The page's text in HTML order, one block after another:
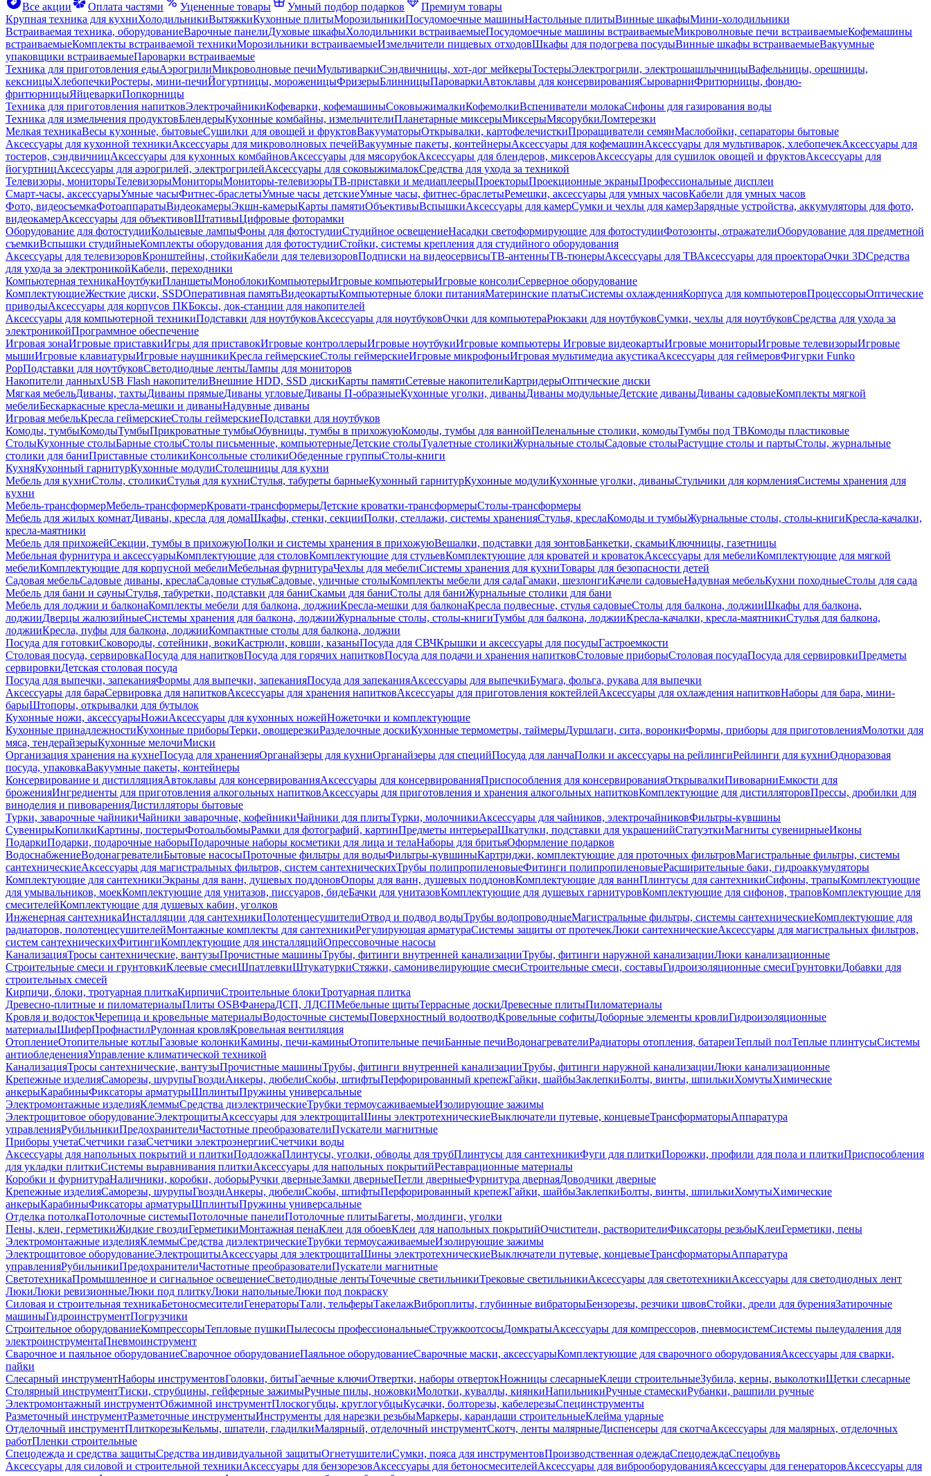
Все акции
Оплата частями Уцененные товары Умный подбор подарков
Премиум товары
Крупная техника для кухниХолодильникиВытяжкиКухонные плитыМорозильникиПосудомоечные машиныНастольные плитыВинные шкафыМини-холодильники
Встраиваемая техника, оборудованиеВарочные панелиДуховые шкафыХолодильники встраиваемыеПосудомоечные машины встраиваемыеМикроволновые печи встраиваемыеКофемашины
встраиваемыеКомплекты встраиваемой техникиМорозильники встраиваемыеИзмельчители пищевых отходовШкафы для подогрева посудыВинные шкафы встраиваемыеВакуумные
упаковщики встраиваемыеПароварки встраиваемые
Техника для приготовления едыАэрогрилиМикроволновые печиМультиваркиСэндвичницы, хот-дог мейкерыТостерыЭлектрогрили, электрошашлычницыВафельницы, орешницы,
кексницыХлебопечкиРостеры, мини-печиЙогуртницы, мороженицыФризерыБлинницыПароваркиАвтоклавы для консервированияСыроварниФритюрницы, фондю-
фритюрницыЯйцеваркиПопкорницы
Техника для приготовления напитковЭлектрочайникиКофеварки, кофемашиныСоковыжималкиКофемолкиВспениватели молокаСифоны для газирования воды
Техника для измельчения продуктовБлендерыКухонные комбайны, измельчителиПланетарные миксерыМиксерыМясорубкиЛомтерезки
Мелкая техникаВесы кухонные, бытовыеСушилки для овощей и фруктовВакууматорыОткрывалки, картофелечисткиПроращиватели семянМаслобойки, сепараторы бытовые
Аксессуары для кухонной техникиАксессуары для микроволновых печейВакуумные пакеты, контейнерыАксессуары для кофемашинАксессуары для мультиварок, хлебопечекАксессуары для
тостеров, сэндвичницАксессуары для кухонных комбайновАксессуары для мясорубокАксессуары для блендеров, миксеровАксессуары для сушилок овощей и фруктовАксессуары для
йогуртницАксессуары для аэрогрилей, электрогрилейАксессуары для соковыжималокСредства для ухода за техникой
Телевизоры, мониторыТелевизорыМониторыМониторы-телевизорыТВ-приставки и медиаплеерыПроекторыПроекционные экраныПрофессиональные дисплеи
Смарт-часы, аксессуарыУмные часыФитнес-браслетыУмные часы детскиеУмные часы, фитнес-браслетыРемешки, аксессуары для умных часовКабели для умных часов
Фото, видеосъемкаФотоаппаратыВидеокамерыЭкшн-камерыКарты памятиОбъективыВспышкиАксессуары для камерСумки и чехлы для камерЗарядные устройства, аккумуляторы для фото,
видеокамерАксессуары для объективовШтативыЦифровые фоторамки
Оборудование для фотостудииКольцевые лампыФоны для фотостудииСтудийное освещениеНасадки светоформирующие для фотостудииФотозонты, отражателиОборудование для предметной
съемкиВспышки студийныеКомплекты оборудования для фотостудииСтойки, системы крепления для студийного оборудования
Аксессуары для телевизоровКронштейны, стойкиКабели для телевизоровПодписки на видеосервисыТВ-антенныТВ-тюнерыАксессуары для ТВАксессуары для проектораОчки 3DСредства
для ухода за электроникойКабели, переходники
Компьютерная техникаНоутбукиПланшетыМоноблокиКомпьютерыИгровые компьютерыИгровые консолиСерверное оборудование
КомплектующиеЖесткие диски, SSDОперативная памятьВидеокартыКомпьютерные блоки питанияМатеринские платыСистемы охлажденияКорпуса для компьютеровПроцессорыОптические
приводыАксессуары для корпусов ПКБоксы, док-станции для накопителей
Аксессуары для компьютерной техникиПодставки для ноутбуковАксессуары для ноутбуковОчки для компьютераРюкзаки для ноутбуковСумки, чехлы для ноутбуковСредства для ухода за
электроникойПрограммное обеспечение
Игровая зонаИгровые приставкиИгры для приставокИгровые контроллерыИгровые ноутбукиИгровые компьютеры Игровые видеокартыИгровые мониторыИгровые телевизорыИгровые
мышиИгровые клавиатурыИгровые наушникиКресла геймерскиеСтолы геймерскиеИгровые микрофоныИгровая мультимедиа акустикаАксессуары для геймеровФигурки Funko
PopПодставки для ноутбуковСветодиодные лентыЛампы для мониторов
Накопители данныхUSB Flash накопителиВнешние HDD, SSD дискиКарты памятиСетевые накопителиКартридерыОптические диски
Мягкая мебельДиваны, тахтыДиваны прямыеДиваны угловыеДиваны П-образныеКухонные уголки, диваныДиваны модульныеДетские диваныДиваны садовыеКомплекты мягкой
мебелиБескаркасные кресла-мешки и диваныНадувные диваны
Игровая мебельКресла геймерскиеСтолы геймерскиеПодставки для ноутбуков
Комоды, тумбыКомодыТумбыПрикроватные тумбыОбувницы, тумбы в прихожуюКомоды, тумбы для ваннойПеленальные столики, комодыТумбы под ТВКомоды пластиковые
СтолыКухонные столыБарные столыСтолы письменные, компьютерныеДетские столыТуалетные столикиЖурнальные столыСадовые столыРастущие столы и партыСтолы, журнальные
столики для баниПриставные столикиКонсольные столикиОбеденные группыСтолы-книги
КухняКухонный гарнитурКухонные модулиСтолешницы для кухни
Мебель для кухниСтолы, столикиСтулья для кухниСтулья, табуреты барныеКухонный гарнитурКухонные модулиКухонные уголки, диваныСтульчики для кормленияСистемы хранения для
кухни
Мебель-трансформерМебель-трансформерКровати-трансформерыДетские кроватки-трансформерыСтолы-трансформеры
Мебель для жилых комнатДиваны, кресла для домаШкафы, стенки, секцииПолки, стеллажи, системы храненияСтулья, креслаКомоды и тумбыЖурнальные столы, столы-книгиКресла-качалки,
кресла-маятники
Мебель для прихожейСекции, тумбы в прихожуюПолки и системы хранения в прихожуюВешалки, подставки для зонтовБанкетки, скамьиКлючницы, газетницы
Мебельная фурнитура и аксессуарыКомплектующие для столовКомплектующие для стульевКомплектующие для кроватей и кроватокАксессуары для мебелиКомплектующие для мягкой
мебелиКомплектующие для корпусной мебелиМебельная фурнитураЧехлы для мебелиСистемы хранения для кухниТовары для безопасности детей
Садовая мебельСадовые диваны, креслаСадовые стульяСадовые, уличные столыКомплекты мебели для садаГамаки, шезлонгиКачели садовыеНадувная мебельКухни походныеСтолы для сада
Мебель для бани и сауныСтулья, табуретки, подставки для баниСкамьи для баниСтолы для баниЖурнальные столики для бани
Мебель для лоджии и балконаКомплекты мебели для балкона, лоджииКресла-мешки для балконаКресла подвесные, стулья садовыеСтолы для балкона, лоджииШкафы для балкона,
лоджииДверцы жалюзийныеСистемы хранения для балкона, лоджииЖурнальные столы, столы-книгиТумбы для балкона, лоджииКресла-качалки, кресла-маятникиСтулья для балкона,
лоджииКресла, пуфы для балкона, лоджииКомпактные столы для балкона, лоджии
Посуда для готовкиСковороды, сотейники, вокиКастрюли, ковши, казаныПосуда для СВЧКрышки и аксессуары для посудыГастроемкости
Столовая посуда, сервировкаПосуда для напитковПосуда для горячих напитковПосуда для подачи и хранения напитковСтоловые приборыСтоловая посудаПосуда для сервировкиПредметы
сервировкиДетская столовая посуда
Посуда для выпечки, запеканияФормы для выпечки, запеканияПосуда для запеканияАксессуары для выпечкиБумага, фольга, рукава для выпечки
Аксессуары для бараСервировка для напитковАксессуары для хранения напитковАксессуары для приготовления коктейлейАксессуары для охлаждения напитковНаборы для бара, мини-
барыШтопоры, открывалки для бутылок
Кухонные ножи, аксессуарыНожиАксессуары для кухонных ножейНожеточки и комплектующие
Кухонные принадлежностиКухонные приборыТерки, овощерезкиРазделочные доскиКухонные термометры, таймерыДуршлаги, сита, воронкиФормы, приборы для приготовленияМолотки для
мяса, тендерайзерыКухонные мелочиМиски
Организация хранения на кухнеПосуда для храненияОрганайзеры для кухниОрганайзеры для специйПосуда для ланчаПолки и аксессуары на рейлингиРейлинги для кухниОдноразовая
посуда, упаковкаВакуумные пакеты, контейнеры
Консервирование и дистилляцияАвтоклавы для консервированияАксессуары для консервированияПриспособления для консервированияОткрывалкиПивоварниЕмкости для
броженияИнгредиенты для приготовления алкогольных напитковАксессуары для приготовления и хранения алкогольных напитковКомплектующие для дистилляторовПрессы, дробилки для
виноделия и пивоваренияДистилляторы бытовые
Турки, заварочные чайникиЧайники заварочные, кофейникиЧайники для плитыТурки, молочникиАксессуары для чайников, электрочайниковФильтры-кувшины
СувенирыКопилкиКартины, постерыФотоальбомыРамки для фотографий, картинПредметы интерьераШкатулки, подставки для украшенийСтатуэткиМагниты сувенирныеИконы
ПодаркиПодарки, подарочные наборыПодарочные наборы косметики для лица и телаНаборы для бритьяОформление подарков
ВодоснабжениеВодонагревателиБытовые насосыПроточные фильтры для водыФильтры-кувшиныКартриджи, комплектующие для проточных фильтровМагистральные фильтры, системы
сантехническиеАксессуары для магистральных фильтров, систем сантехническихТрубы полипропиленовыеФитинги полипропиленовыеРасширительные баки, гидроаккумуляторы
Комплектующие для сантехникиЭкраны для ванн, душевых поддоновОпоры для ванн, душевых поддоновКомплектующие для ваннПлинтусы для сантехникиСифоны, трапыКомплектующие
для умывальников, моекКомплектующие для унитазов, писсуаров, бидеБачки для унитазовКомплектующие для душевых гарнитуровКомплектующие для сифонов, траповКомплектующие для
смесителейКомплектующие для душевых кабин, уголков
Инженерная сантехникаИнсталляции для сантехникиПолотенцесушителиОтвод и подвод водыТрубы водопроводныеМагистральные фильтры, системы сантехническиеКомплектующие для
радиаторов, полотенцесушителейМонтажные комплекты для сантехникиРегулирующая арматураСистемы защиты от протечекЛюки сантехническиеАксессуары для магистральных фильтров,
систем сантехническихФитингиКомплектующие для инсталляцийОпрессовочные насосы
КанализацияТросы сантехнические, вантузыПрочистные машиныТрубы, фитинги внутренней канализацииТрубы, фитинги наружной канализацииЛюки канализационные
Строительные смеси и грунтовкиКлеевые смесиШпатлевкиШтукатуркиСтяжки, самонивелирующие смесиСтроительные смеси, составыГидроизоляционные смесиГрунтовкиДобавки для
строительных смесей
Кирпичи, блоки, тротуарная плиткаКирпичиСтроительные блокиТротуарная плитка
Древесно-плитные и пиломатериалыПлиты OSBФанераДСП, ЛДСПМебельные щитыТеррасные доскиДревесные плитыПиломатериалы
Кровля и водостокЧерепица и кровельные материалыВодосточные системыПоверхностный водоотводКровельные софитыДоборные элементы кровлиГидроизоляционные
материалыШиферПрофнастилРулонная кровляКровельная вентиляция
ОтоплениеОтопительные котлыГазовые колонкиКамины, печи-каминыОтопительные печиБанные печиВодонагревателиРадиаторы отопления, батареиТеплый полТеплые плинтусыСистемы
антиобледененияУправление климатической техникой
КанализацияТросы сантехнические, вантузыПрочистные машиныТрубы, фитинги внутренней канализацииТрубы, фитинги наружной канализацииЛюки канализационные
Крепежные изделияСаморезы, шурупыГвоздиАнкеры, дюбелиСкобы, штифтыПерфорированный крепежГайки, шайбыЗаклепкиБолты, винты, шпилькиХомутыХимические
анкерыКарабиныФиксаторы арматурыШплинтыПружины универсальные
Электромонтажные изделияКлеммыСредства диэлектрическиеТрубки термоусаживаемыеИзолирующие зажимы
Электрощитовое оборудованиеЭлектрощитыАксессуары для электрощитаШины электротехническиеВыключатели путевые, концевыеТрансформаторыАппаратура
управленияРубильникиПредохранителиЧастотные преобразователиПускатели магнитные
Приборы учетаСчетчики газаСчетчики электроэнергииСчетчики воды
Аксессуары для напольных покрытий и плиткиПодложкаПлинтусы, уголки, обводы для трубПлинтусы для сантехникиФуги для плиткиПорожки, профили для пола и плиткиПриспособления
для укладки плиткиСистемы выравнивания плиткиАксессуары для напольных покрытийРеставрационные материалы
Коробки и фурнитураНаличники, коробки, доборыРучки дверныеЗамки дверныеПетли дверныеФурнитура двернаяДоводчики дверные
Крепежные изделияСаморезы, шурупыГвоздиАнкеры, дюбелиСкобы, штифтыПерфорированный крепежГайки, шайбыЗаклепкиБолты, винты, шпилькиХомутыХимические
анкерыКарабиныФиксаторы арматурыШплинтыПружины универсальные
Отделка потолкаПотолочные системыПотолочные панелиПотолочные плитыБагеты, молдинги, уголки
Пены, клеи, герметикиЖидкие гвоздиГерметикиМонтажная пенаКлеи для обоевКлеи для напольных покрытийОчистители, растворителиФиксаторы резьбыКлеиГерметики, пены
Электромонтажные изделияКлеммыСредства диэлектрическиеТрубки термоусаживаемыеИзолирующие зажимы
Электрощитовое оборудованиеЭлектрощитыАксессуары для электрощитаШины электротехническиеВыключатели путевые, концевыеТрансформаторыАппаратура
управленияРубильникиПредохранителиЧастотные преобразователиПускатели магнитные
СветотехникаПромышленное и сигнальное освещениеСветодиодные лентыТочечные светильникиТрековые светильникиАксессуары для светотехникиАксессуары для светодиодных лент
ЛюкиЛюки ревизионныеЛюки под плиткуЛюки напольныеЛюки под покраску
Силовая и строительная техникаБетоносмесителиГенераторыТали, тельферыТакелажВиброплиты, глубинные вибраторыБензорезы, резчики швовСтойки, дрели для буренияЗатирочные
машиныГидроинструментПогрузчики
Строительное оборудованиеКомпрессорыТепловые пушкиПылесосы профессиональныеСтружкоотсосыДомкратыАксессуары для компрессоров, пневмосистемСистемы пылеудаления для
электроинструментаПневмоинструмент
Сварочное и паяльное оборудованиеСварочное оборудованиеПаяльное оборудованиеСварочные маски, аксессуарыКомплектующие для сварочного оборудованияАксессуары для сварки,
пайки
Слесарный инструментНаборы инструментовГоловки, битыГаечные ключиОтвертки, наборы отвертокНожницы слесарныеКлещи строительныеЗубила, керны, выколоткиЩетки слесарные
Столярный инструментТиски, струбцины, гейферные зажимыРучные пилы, ножовкиМолотки, кувалды, киянкиНапильникиРучные стамескиРубанки, рашпили ручные
Электромонтажный инструментОбжимной инструментПлоскогубцы, круглогубцыКусачки, болторезы, кабелерезыСпецинструменты
Разметочный инструментРазметочные инструментыИнструменты для нарезки резьбыМаркеры, карандаши строительныеКлейма ударные
Отделочный инструментПлиткорезыКельмы, шпатели, гладилкиМалярный, отделочный инструментСкотч, ленты малярныеДиспенсеры для скотчаАксессуары для малярных, отделочных
работПленки строительные
Спецодежда и средства защитыСредства индивидуальной защитыОгнетушителиСумки, пояса для инструментовПроизводственная одеждаСпецодеждаСпецобувь
Аксессуары для силовой и строительной техникиАксессуары для бензорезовАксессуары для бетоносмесителейАксессуары для виброоборудованияАксессуары для генераторовАксессуары для